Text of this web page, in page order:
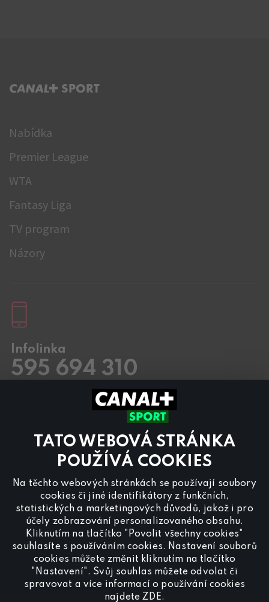
TATO WEBOVÁ STRÁNKA
POUŽÍVÁ COOKIES
Na těchto webových stránkách se používají soubory
cookies či jiné identifikátory z funkčních,
statistických a marketingových důvodů, jakož i pro
účely zobrazování personalizovaného obsahu.
Kliknutím na tlačítko "Povolit všechny cookies"
souhlasíte s používáním cookies. Nastavení souborů
cookies můžete změnit kliknutím na tlačítko
"Nastavení". Svůj souhlas můžete odvolat či
spravovat a více informací o používání cookies
najdeteZDE.
C+ SPORT
Nabídka
Premier League
WTA
Fantasy Liga
TV program
Názory
Infolinka
595 694 310
8.00 – 20:00
8.00 – 18:00
inzerci na programu CANAL+ Sport
nás
kontaktujte nareklama@canalplus.cz
Naši redakci kontaktujete na
redakce@canalplus.cz
Spojte se s CANAL+ Sport